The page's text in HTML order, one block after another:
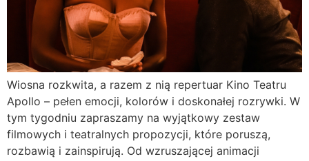
Wiosna rozkwita, a razem z nią repertuar Kino Teatru
Apollo – pełen emocji, kolorów i doskonałej rozrywki. W
tym tygodniu zapraszamy na wyjątkowy zestaw
filmowych i teatralnych propozycji, które poruszą,
rozbawią i zainspirują. Od wzruszającej animacji